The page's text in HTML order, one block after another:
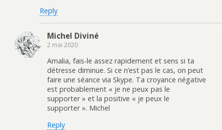
Reply
Michel Diviné
2 mai 2020
Amalia, fais-le assez rapidement et sens si ta
détresse diminue. Si ce n’est pas le cas, on peut
faire une séance via Skype. Ta croyance négative
est probablement « je ne peux pas le
supporter » et la positive « je peux le
supporter ». Michel
Reply